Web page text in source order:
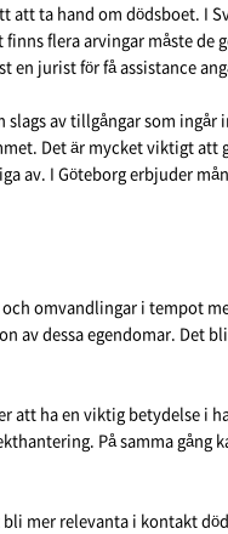
att ta hand om dödsboet. I
flera arvingar måste
jurist för få assistance
av tillgångar som ingår
Det är mycket viktigt att
av. I Göteborg erbjuder
omvandlingar i tempot
av dessa egendomar. Det
ha en viktig betydelse i
På samma
mer relevanta i kontakt